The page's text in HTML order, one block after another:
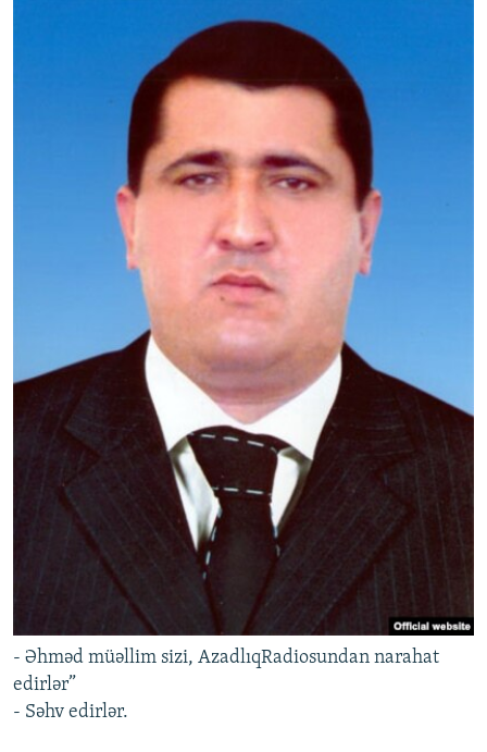
- Əhməd müəllim sizi, AzadlıqRadiosundan narahat
edirlər”
- Səhv edirlər.